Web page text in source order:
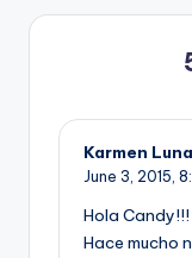
Karmen Luna
June 3, 2015,
Hola Candy!!!
Hace mucho